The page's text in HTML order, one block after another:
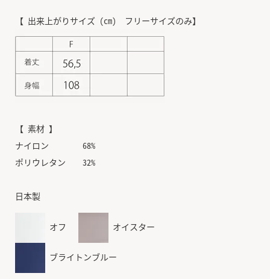
【 出来上がりサイズ (cm) フリーサイズのみ】
【 素材 】
ナイロン 68%
ポリウレタン 32%
日本製
オフ オイスター
ブライトンブルー